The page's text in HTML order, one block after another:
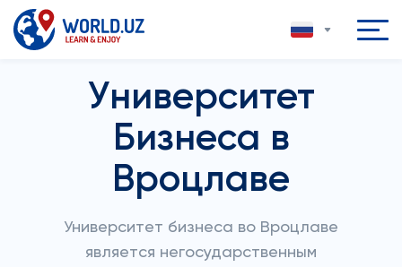
Университет
Бизнеса в
Вроцлаве
Университет бизнеса во Вроцлаве
является негосударственным